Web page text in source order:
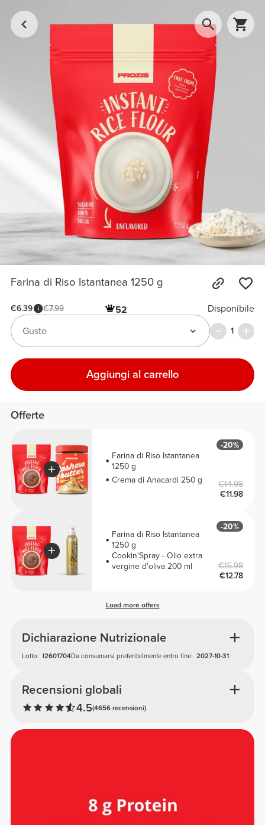
Farina di Riso Istantanea 1250 g
€6.39 €7.99 52
Disponibile
Gusto
1
Aggiungi al carrello
Offerte
Farina di Riso Istantanea
1250 g
Crema di Anacardi 250 g
-20%
€14.98
€11.98
Farina di Riso Istantanea
1250 g
Cookin'Spray - Olio extra
vergine d'oliva 200 ml
-20%
€15.98
€12.78
Load more offers
Dichiarazione Nutrizionale
Lotto: I2601704Da consumarsi preferibilmente entro fine: 2027-10-31
Recensioni globali
4.5(4656 recensioni)